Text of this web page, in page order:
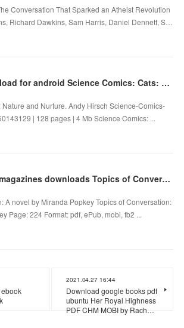
Conversation That Sparked an Atheist Revolution
Richard Dawkins, Sam Harris, Daniel Dennett, S…
E book free download for android Science Comics: Cats: Nature and Nurture 9781250143129
and Nurture. Andy Hirsch Science-Comics-
| 128 pages | 4 Mb Science Comics: ...
Free ebooks and magazines downloads Topics of Conversation: A novel in English by Miranda Popkey
A novel by Miranda Popkey Topics of Conversation:
Page: 224 Format: pdf, ePub, mobi, fb2 ...
2021.04.27 16:44
Download google books pdf
ubuntu Her Royal Highness
PDF CHM MOBI by Rach…